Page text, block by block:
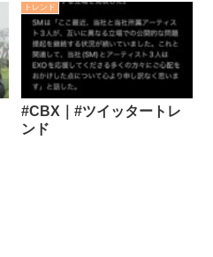
トレンド
#CBX｜#ツイッタートレ
ンド